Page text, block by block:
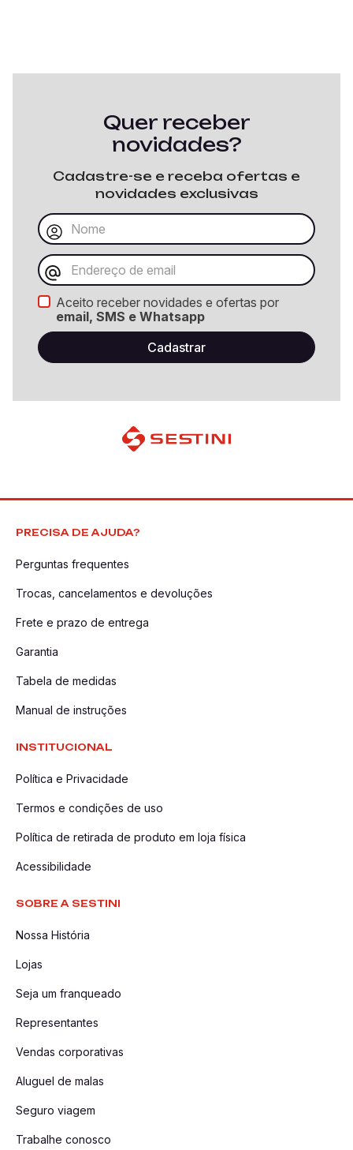
Quer receber
novidades?
Cadastre-se e receba ofertas e
novidades exclusivas
Aceito receber novidades e ofertas por
email, SMS e Whatsapp
PRECISA DE AJUDA?
Perguntas frequentes
Trocas, cancelamentos e devoluções
Frete e prazo de entrega
Garantia
Tabela de medidas
Manual de instruções
INSTITUCIONAL
Política e Privacidade
Termos e condições de uso
Política de retirada de produto em loja física
Acessibilidade
SOBRE A SESTINI
Nossa História
Lojas
Seja um franqueado
Representantes
Vendas corporativas
Aluguel de malas
Seguro viagem
Trabalhe conosco